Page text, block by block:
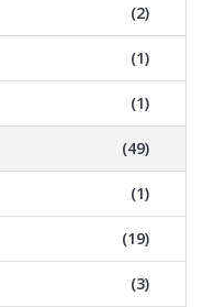
(2)
(1)
(1)
(49)
(1)
(19)
(3)